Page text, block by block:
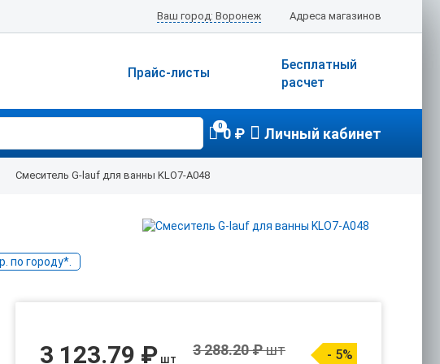
Адреса магазинов
Ваш город: Воронеж
Бесплатный
расчет
Прайс-листы
00 ₽ Личный кабинет
Смеситель G-lauf для ванны KLO7-A048
по городу*.
3 123.79 ₽ шт
3 288.20 ₽шт - 5%